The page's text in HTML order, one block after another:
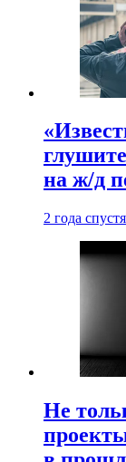
на ж/д
2 года спустя
Не